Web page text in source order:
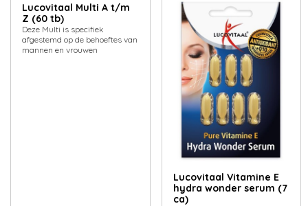
Lucovitaal Multi A t/m
Z (60 tb)
Deze Multi is specifiek
afgestemd op de behoeftes van
mannen en vrouwen
Lucovitaal Vitamine E
hydra wonder serum (7
ca)